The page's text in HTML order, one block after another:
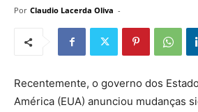
Por Claudio Lacerda Oliva -
Recentemente, o governo dos
América (EUA) anunciou mudanças